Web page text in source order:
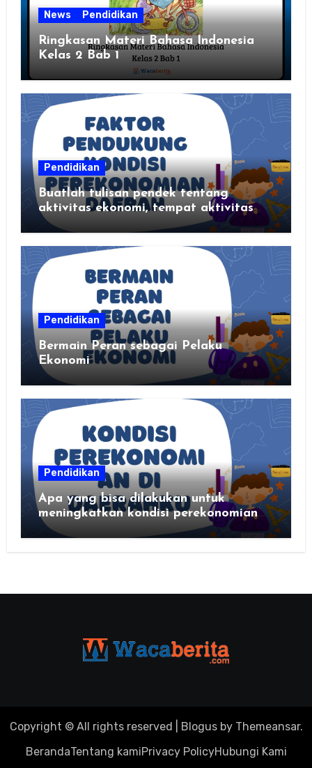
News Pendidikan
Ringkasan Materi Bahasa Indonesia
Kelas 2 Bab 1
Pendidikan
Buatlah tulisan pendek tentang
aktivitas ekonomi, tempat aktivitas
ekonomi, dan hasil produksi daerah
kalian
Pendidikan
Bermain Peran sebagai Pelaku
Ekonomi
Pendidikan
Apa yang bisa dilakukan untuk
meningkatkan kondisi perekonomian
daerahku?
Copyright © All rights reserved Blogusby Themeansar.
BerandaTentang kamiPrivacy PolicyHubungi Kami